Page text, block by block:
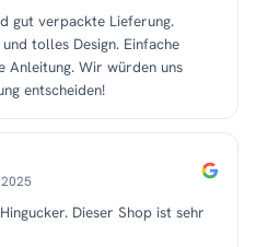
gut verpackte Lieferung.
tolles Design. Einfache
Anleitung. Wir würden uns
entscheiden!
2025
Dieser Shop ist sehr